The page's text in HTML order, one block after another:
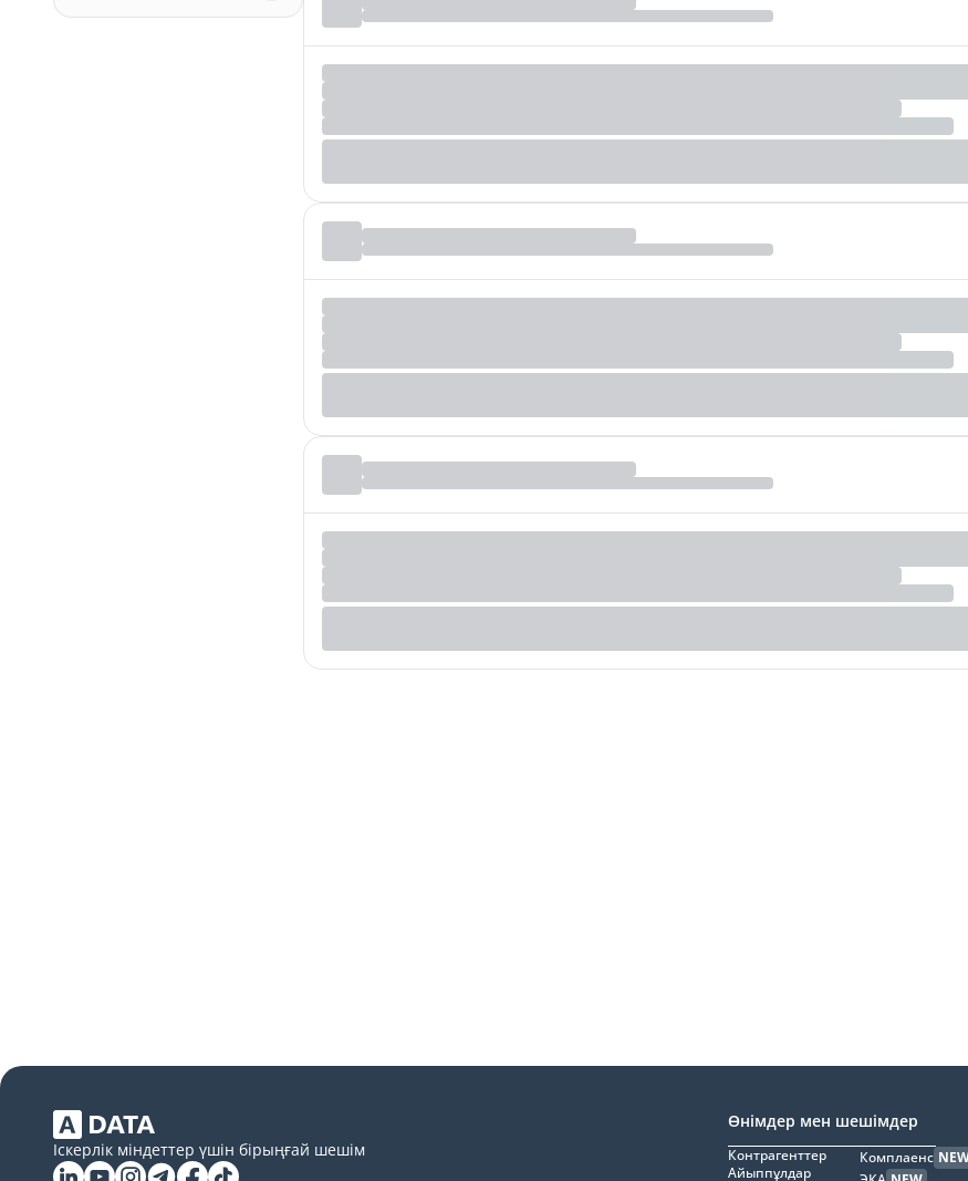
Іскерлік міндеттер үшін бірыңғай шешім
Linkedin
YouTube
Instagram
Telegram
Facebook
Tiktok
Өнімдер мен шешімдер
Контрагенттер
Айыппұлдар
Комплаенс